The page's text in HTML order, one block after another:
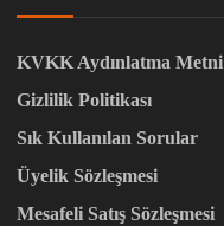
KVKK Aydınlatma Metni
Gizlilik Politikası
Sık Kullanılan Sorular
Üyelik Sözleşmesi
Mesafeli Satış Sözleşmesi